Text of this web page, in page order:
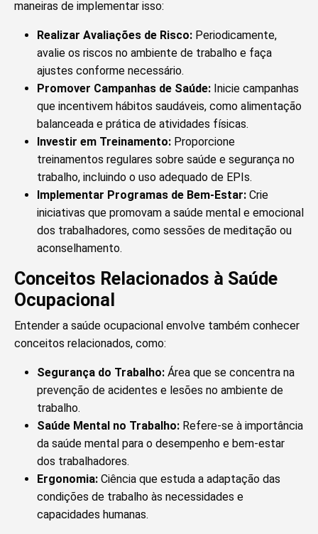
maneiras de implementar isso:
Realizar Avaliações de Risco: Periodicamente,
avalie os riscos no ambiente de trabalho e faça
ajustes conforme necessário.
Promover Campanhas de Saúde: Inicie campanhas
que incentivem hábitos saudáveis, como alimentação
balanceada e prática de atividades físicas.
Investir em Treinamento: Proporcione
treinamentos regulares sobre saúde e segurança no
trabalho, incluindo o uso adequado de EPIs.
Implementar Programas de Bem-Estar: Crie
iniciativas que promovam a saúde mental e emocional
dos trabalhadores, como sessões de meditação ou
aconselhamento.
Conceitos Relacionados à Saúde
Ocupacional
Entender a saúde ocupacional envolve também conhecer
conceitos relacionados, como:
Segurança do Trabalho: Área que se concentra na
prevenção de acidentes e lesões no ambiente de
trabalho.
Saúde Mental no Trabalho: Refere-se à importância
da saúde mental para o desempenho e bem-estar
dos trabalhadores.
Ergonomia: Ciência que estuda a adaptação das
condições de trabalho às necessidades e
capacidades humanas.